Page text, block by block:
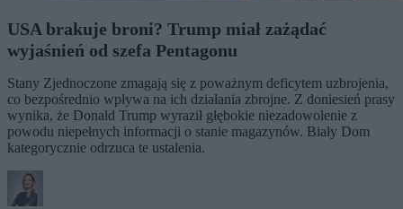
USA brakuje broni? Trump miał zażądać
wyjaśnień od szefa Pentagonu
Stany Zjednoczone zmagają się z poważnym deficytem uzbrojenia,
co bezpośrednio wpływa na ich działania zbrojne. Z doniesień prasy
wynika, że Donald Trump wyraził głębokie niezadowolenie z
powodu niepełnych informacji o stanie magazynów. Biały Dom
kategorycznie odrzuca te ustalenia.